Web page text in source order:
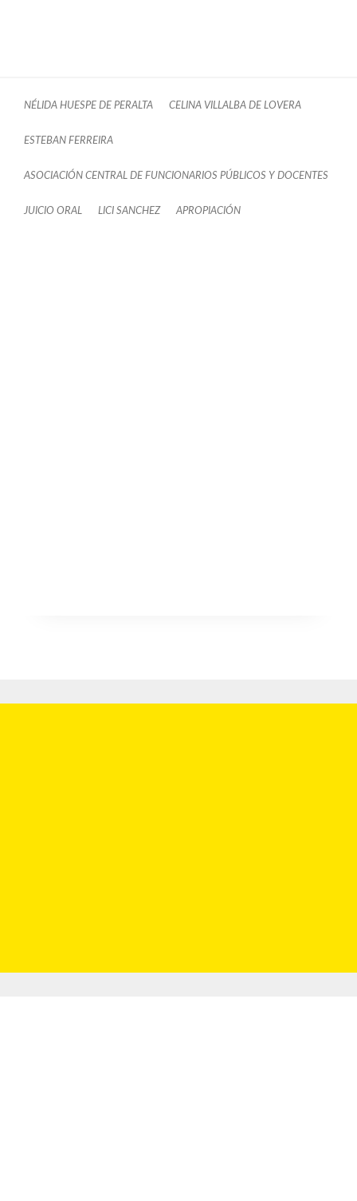
NÉLIDA HUESPE DE PERALTA CELINA VILLALBA DE LOVERA
ESTEBAN FERREIRA
ASOCIACIÓN CENTRAL DE FUNCIONARIOS PÚBLICOS Y DOCENTES
JUICIO ORAL LICI SANCHEZ APROPIACIÓN